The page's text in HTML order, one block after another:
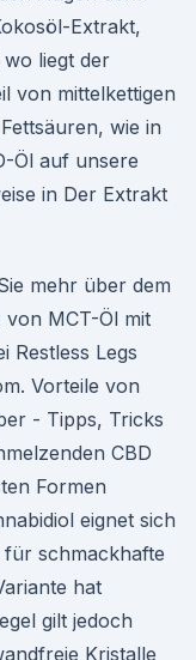
Extrakt,
liegt der
von mittelkettigen
wie in
Öl auf unsere
in Der Extrakt
mehr über dem
von MCT-Öl mit
Restless Legs
Vorteile von
- Tipps, Tricks
CBD
Formen
eignet sich
schmackhafte
hat
gilt jedoch
Kristalle